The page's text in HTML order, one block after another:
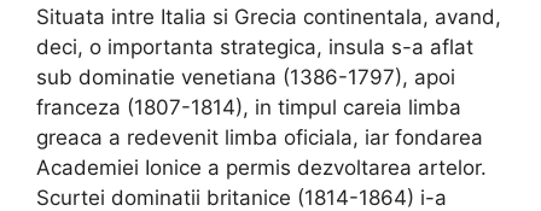
Situata intre Italia si Grecia continentala, avand,
deci, o importanta strategica, insula s-a aflat
sub dominatie venetiana (1386-1797), apoi
franceza (1807-1814), in timpul careia limba
greaca a redevenit limba oficiala, iar fondarea
Academiei Ionice a permis dezvoltarea artelor.
Scurtei dominatii britanice (1814-1864) i-a